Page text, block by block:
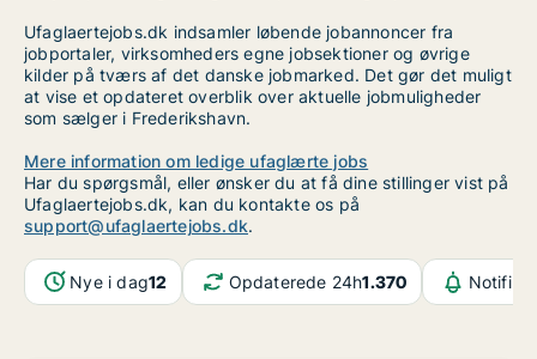
Ufaglaertejobs.dk indsamler løbende jobannoncer fra
jobportaler, virksomheders egne jobsektioner og øvrige
kilder på tværs af det danske jobmarked. Det gør det muligt
at vise et opdateret overblik over aktuelle jobmuligheder
som sælger i Frederikshavn.
Mere information om ledige ufaglærte jobs
Har du spørgsmål, eller ønsker du at få dine stillinger vist på
Ufaglaertejobs.dk, kan du kontakte os på
support@ufaglaertejobs.dk.
Nye i dag12 Opdaterede 24h1.370